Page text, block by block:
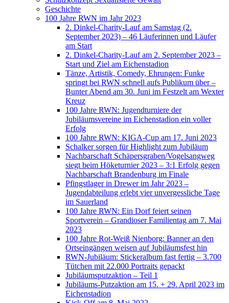
Geschichte
100 Jahre RWN im Jahr 2023
2. Dinkel-Charity-Lauf am Samstag (2.
September 2023) – 46 Läuferinnen und Läufer
am Start
2. Dinkel-Charity-Lauf am 2. September 2023 –
Start und Ziel am Eichenstadion
Tänze, Artistik, Comedy, Ehrungen: Funke
springt bei RWN schnell aufs Publikum über –
Bunter Abend am 30. Juni im Festzelt am Wexter
Kreuz
100 Jahre RWN: Jugendturniere der
Jubiläumsvereine im Eichenstadion ein voller
Erfolg
100 Jahre RWN: KIGA-Cup am 17. Juni 2023
Schalker sorgen für Highlight zum Jubiläum
Nachbarschaft Schäpersgraben/Vogelsangweg
siegt beim Höketurnier 2023 – 3:1 Erfolg gegen
Nachbarschaft Brandenburg im Finale
Pfingstlager in Drewer im Jahr 2023 –
Jugendabteilung erlebt vier unvergessliche Tage
im Sauerland
100 Jahre RWN: Ein Dorf feiert seinen
Sportverein – Grandioser Familientag am 7. Mai
2023
100 Jahre Rot-Weiß Nienborg: Banner an den
Ortseingängen weisen auf Jubiläumsfest hin
RWN-Jubiläum: Stickeralbum fast fertig – 3.700
Tütchen mit 22.000 Portraits gepackt
Jubiläumsputzaktion – Teil 1
Jubiläums-Putzaktion am 15. + 29. April 2023 im
Eichenstadion